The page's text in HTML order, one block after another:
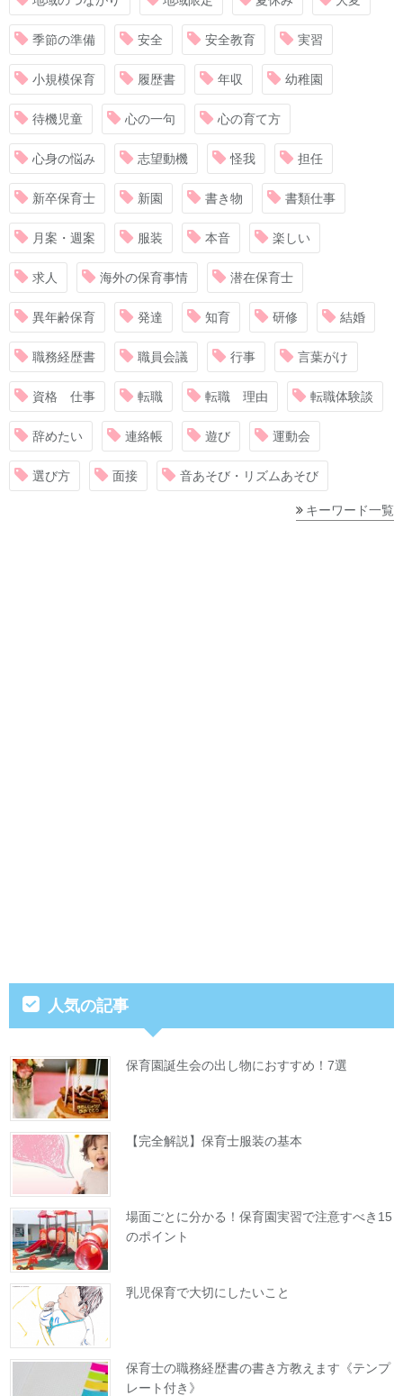
季節の準備 安全 安全教育 実習
小規模保育 履歴書 年収 幼稚園
待機児童 心の一句 心の育て方
心身の悩み 志望動機 怪我 担任
新卒保育士 新園 書き物 書類仕事
月案・週案 服装 本音 楽しい
求人 海外の保育事情 潜在保育士
異年齢保育 発達 知育 研修 結婚
職務経歴書 職員会議 行事 言葉がけ
資格 仕事 転職 転職 理由 転職体験談
辞めたい 連絡帳 遊び 運動会
選び方 面接 音あそび・リズムあそび
キーワード一覧
人気の記事
保育園誕生会の出し物におすすめ！7選
【完全解説】保育士服装の基本
場面ごとに分かる！保育園実習で注意すべき15
のポイント
乳児保育で大切にしたいこと
保育士の職務経歴書の書き方教えます《テンプ
レート付き》